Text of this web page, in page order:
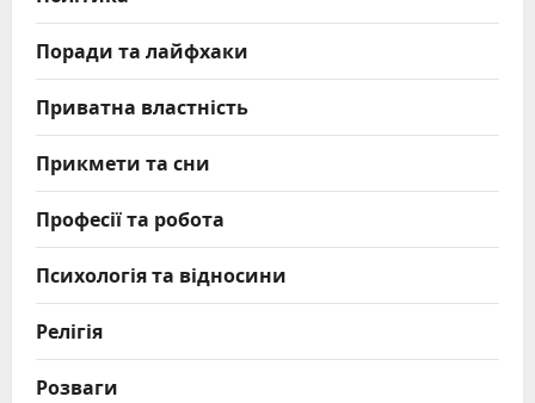
Поради та лайфхаки
Приватна властність
Прикмети та сни
Професії та робота
Психологія та відносини
Релігія
Розваги